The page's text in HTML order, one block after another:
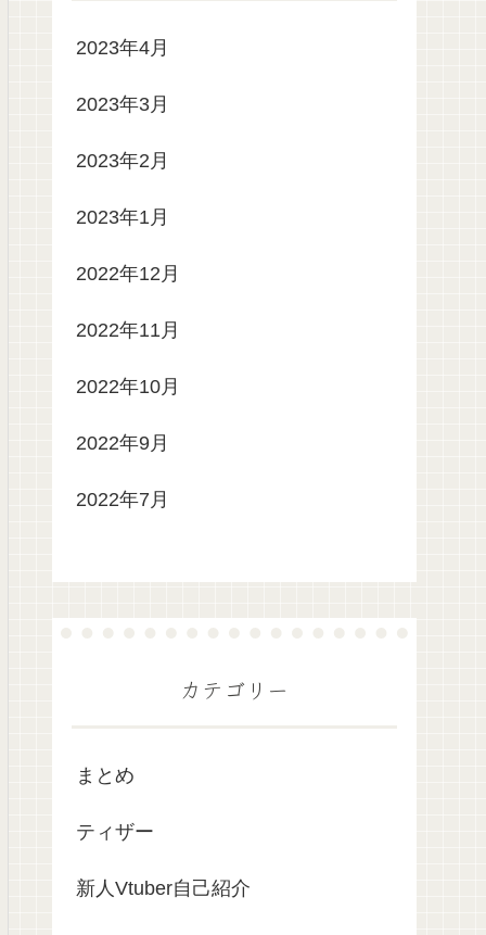
2023年4月
2023年3月
2023年2月
2023年1月
2022年12月
2022年11月
2022年10月
2022年9月
2022年7月
カテゴリー
まとめ
ティザー
新人Vtuber自己紹介